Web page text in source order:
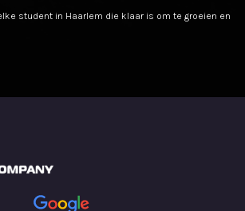
student in Haarlem die klaar is om te groeien en